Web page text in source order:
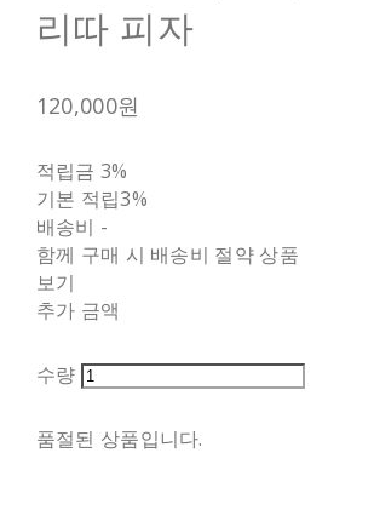
리따 피자
120,000원
적립금 3%
기본 적립3%
배송비 -
함께 구매 시 배송비 절약 상품
보기
추가 금액
수량
품절된 상품입니다.